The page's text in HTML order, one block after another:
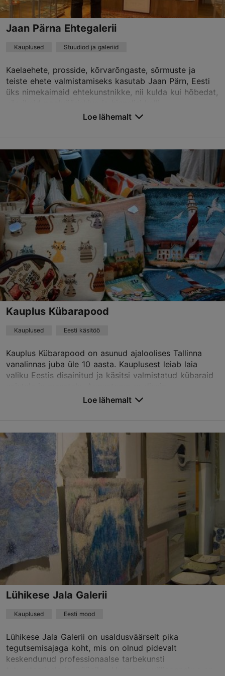
Jaan Pärna Ehtegalerii
Kauplused Stuudiod ja galeriid
Kaelaehete, prosside, kõrvarõngaste, sõrmuste ja
teiste ehete valmistamiseks kasutab Jaan Pärn, Eesti
üks nimekaimaid ehtekunstnikke, nii kulda kui hõbedat,
Vene tn 6/2, Tallinn
Vanalinn
01.01–31.12
E-P 11:00–17:00
Loe lähemalt
jaan.parn@gmail.com
+372 504 6113
Loe lähemalt
Kauplus Kübarapood
Kauplused Eesti käsitöö
Kauplus Kübarapood on asunud ajaloolises Tallinna
vanalinnas juba üle 10 aasta. Kauplusest leiab laia
valiku Eestis disainitud ja käsitsi valmistatud kübaraid
Nunne tn 11, Tallinn
Vanalinn
01.01–31.12
E-P 11:00–18:00
Loe lähemalt
marjevihula1@gmail.com
+372 515 5029
Loe lähemalt
Lühikese Jala Galerii
Kauplused Eesti mood
Lühikese Jala Galerii on usaldusväärselt pika
tegutsemisajaga koht, mis on olnud pidevalt
keskendunud professionaalse tarbekunsti